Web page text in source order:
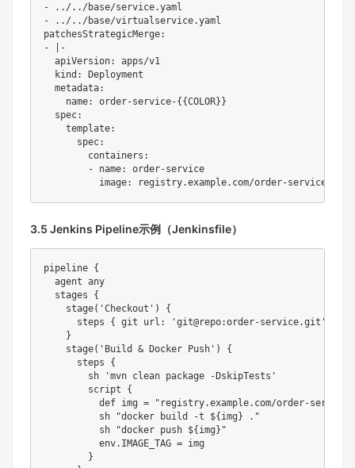
- ../../base/service.yaml
- ../../base/virtualservice.yaml
patchesStrategicMerge:
- |-
  apiVersion: apps/v1
  kind: Deployment
  metadata:
    name: order-service-{
{COLOR}}
  spec:
    template:
      spec:
        containers:
        - name: order-service
          image: registry.example.com/order-service:{
3.5 Jenkins Pipeline示例（Jenkinsfile）
pipeline {
  agent any
  stages {
    stage('Checkout') {
      steps { git url: 'git@repo:order-service.git' }
    }
    stage('Build & Docker Push') {
      steps {
        sh 'mvn clean package -DskipTests'
        script {
def img = "registry.example.com/order-
          sh "docker build -t ${img} ."
          sh "docker push ${img}"
          env.IMAGE_TAG = img
        }